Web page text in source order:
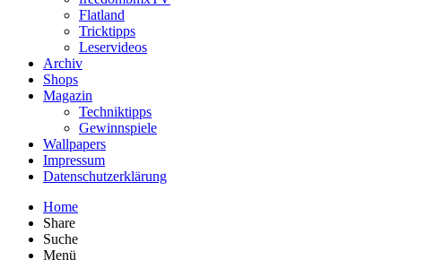
Flatland
Tricktipps
Leservideos
Archiv
Shops
Magazin
Techniktipps
Gewinnspiele
Wallpapers
Impressum
Datenschutzerklärung
Home
Share
Suche
Menü